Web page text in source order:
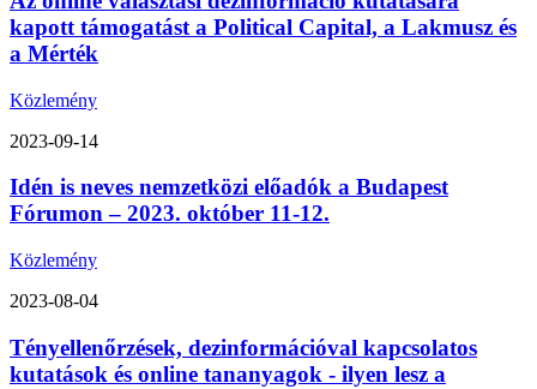
kapott támogatást a Political Capital, a Lakmusz és
a Mérték
Közlemény
2023-09-14
Idén is neves nemzetközi előadók a Budapest
Fórumon – 2023. október 11-12.
Közlemény
2023-08-04
Tényellenőrzések, dezinformációval kapcsolatos
kutatások és online tananyagok - ilyen lesz a